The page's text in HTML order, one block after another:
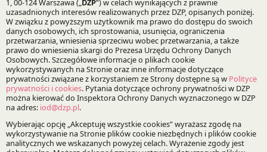
18.06.2026
Autorzy:
potwierdzeniu przez organizatora. Link do spotkania
online zostanie przesłany przed wydarzeniem.
Zaproszenie i szczegółowa agenda >>>